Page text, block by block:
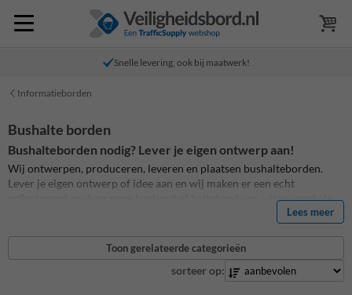
Snelle levering, ook bij maatwerk!
Informatieborden
Bushalte borden
Bushalteborden nodig? Lever je eigen ontwerp aan!
Wij ontwerpen, produceren, leveren en plaatsen bushalteborden.
Lever je eigen ontwerp of idee aan en wij maken er een echt
reflecterend en duurzaam busbord of haltebord van, uitgevoerd als
Lees meer
Toon gerelateerde categorieën
sorteer op: